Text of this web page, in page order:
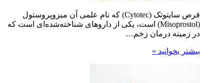
قرص سایتوتک (Cytotec) که نام علمی آن میزوپروستول
(Misoprostol) است، یکی از داروهای شناخته‌شده‌ای است که
در زمینه درمان زخم…
بیشتر بخوانید »